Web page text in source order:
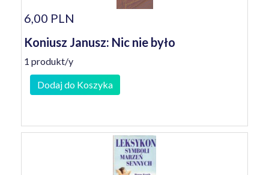
6,00 PLN
Koniusz Janusz: Nic nie było
1 produkt/y
Dodaj do Koszyka